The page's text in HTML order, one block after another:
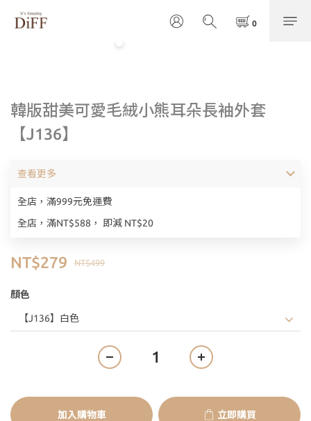
韓版甜美可愛毛絨小熊耳朵長袖外套
【J136】
全店，滿999元免運費
全店，滿NT$588， 即減 NT$20
查看更多
NT$499
NT$279
顏色
加入購物車 立即購買